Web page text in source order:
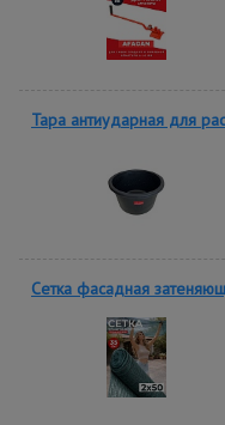
Тара антиударная для
Сетка фасадная